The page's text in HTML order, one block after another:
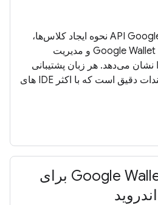
مخزن نمونه کد API Google Wallet نحوه ایجاد کلاس‌ها،
اشیاء، افزودن پیوندها به Google Wallet و مدیریت
می‌دهد. هر زبان پشتیبانی
شده شامل نظرات مستندات دقیق است که با اکثر IDE های
ادغام ساده تر Google Wallet برای